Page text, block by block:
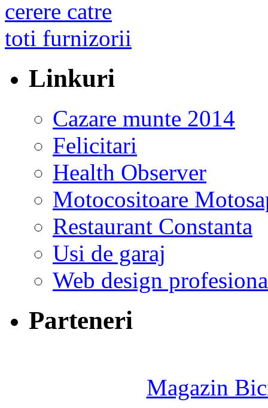
Linkuri
Cazare munte 2014
Felicitari
Health Observer
Motocositoare
Restaurant Constanta
Usi de garaj
Web design
Parteneri
Magazin